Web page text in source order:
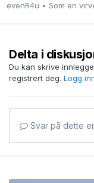
evenR4u • Som en
Delta i
Du kan skrive
registrert deg. Logg
Svar på dette